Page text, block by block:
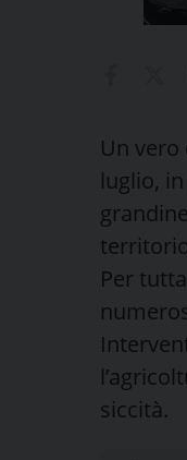
Un
luglio,
Per
siccità.